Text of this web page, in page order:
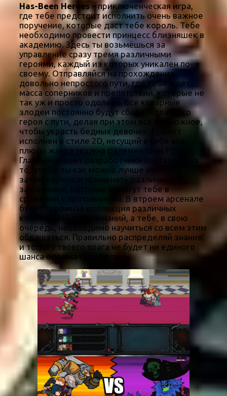
Has-Been Heroes– приключенческая игра,
где тебе предстоит исполнить очень важное
поручение, которые даст тебе король. Тебе
необходимо провести принцесс близняшек в
академию. Здесь ты возьмёшься за
управление сразу тремя различными
героями, каждый из которых уникален по-
своему. Отправляйся на прохождение
довольно непростого пути, где тебя ждёт
масса соперников и препятствий, которые не
так уж и просто одолеть. Все коварные
злодеи постоянно будут сбивать главного
героя с пути, делая при этом все возможное,
чтобы украсть бедных девочек. Проект
исполнен в стиле 2D, несущий в себе все
плюсы жанра экшена с элементами РПГ.
Главный акцент разработчики поставили на
то, чтобы ты как можно лучше изучил и
затем научился применять различные
заклинания, которые помогут тебе в
сражении с противником. В втроем арсенале
будет огромная коллекция различных
комбинаций и заклинаний, а тебе, в свою
очередь, необходимо научиться со всем этим
обращаться. Правильно распределяй знания
и тогда у твоего врага не будет ни единого
шанса одержать победу.